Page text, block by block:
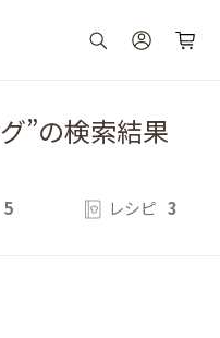
”の検索結果
5 レシピ 3